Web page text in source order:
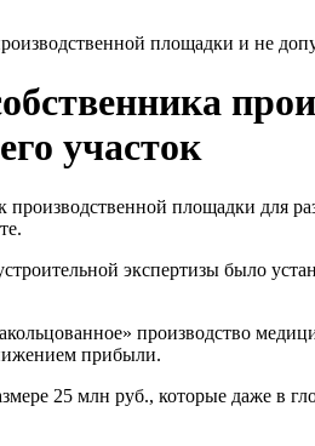
площадки и не
участок
площадки для
экспертизы было
производство
прибыли.
25 млн руб., которые даже в